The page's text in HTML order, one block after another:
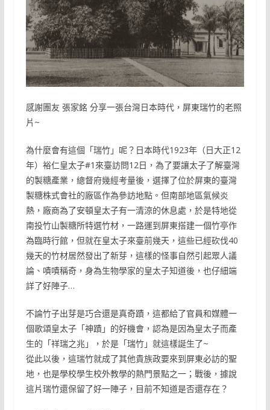
感謝團友 張家銘 分享一張台灣日本時代，屏東瑞竹的老照
片~
為什麼會有這個「瑞竹」呢？日本時代1923年（日大正12
年）裕仁皇太子#1來臺訪問12日，為了要讓太子了解臺灣
的製糖產業，總督府幾經考量後，選擇了位於屏東的臺灣
製糖株式會社的廠區作為參訪地點。但南部地區氣候炎
熱，廠商為了安頓皇太子有一清涼的休息處，於是特地從
南投竹山製糖所特選竹材，一路運到屏東搭建一個竹亭作
為臨時行館，但就在皇太子來臺前幾天，這些已經砍伐40
幾天的竹材居然發出了新芽，這樣的怪事自然引起眾人議
論、嘖嘖稱奇，身為生物學家的皇太子知道後，也仔細端
詳了好陣子…
不論竹子出芽是巧合還是真奇蹟，這都給了官員和媒體一
個歌頌皇太子「神蹟」的好機會，認為是因為皇太子而產
生的「祥瑞之兆」，於是「瑞竹」就這樣誕生了~
從此以後，這瑞竹就成了其他貴族政要來到屏東必訪的聖
地，也是學校學生校外教學的熱門景點之一；戰後，據說
這片瑞竹還保留了好一陣子，目前不知道是否還存在？